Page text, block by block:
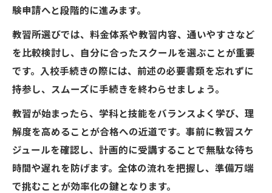
験申請へと段階的に進みます。
教習所選びでは、料金体系や教習内容、通いやすさなど
を比較検討し、自分に合ったスクールを選ぶことが重要
です。入校手続きの際には、前述の必要書類を忘れずに
持参し、スムーズに手続きを終わらせましょう。
教習が始まったら、学科と技能をバランスよく学び、理
解度を高めることが合格への近道です。事前に教習スケ
ジュールを確認し、計画的に受講することで無駄な待ち
時間や遅れを防げます。全体の流れを把握し、準備万端
で挑むことが効率化の鍵となります。